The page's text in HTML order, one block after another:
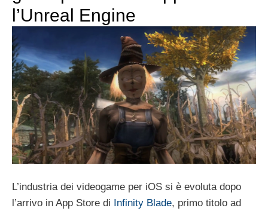
l’Unreal Engine
L’industria dei videogame per iOS si è evoluta dopo
l’arrivo in App Store di
Infinity Blade, primo titolo ad